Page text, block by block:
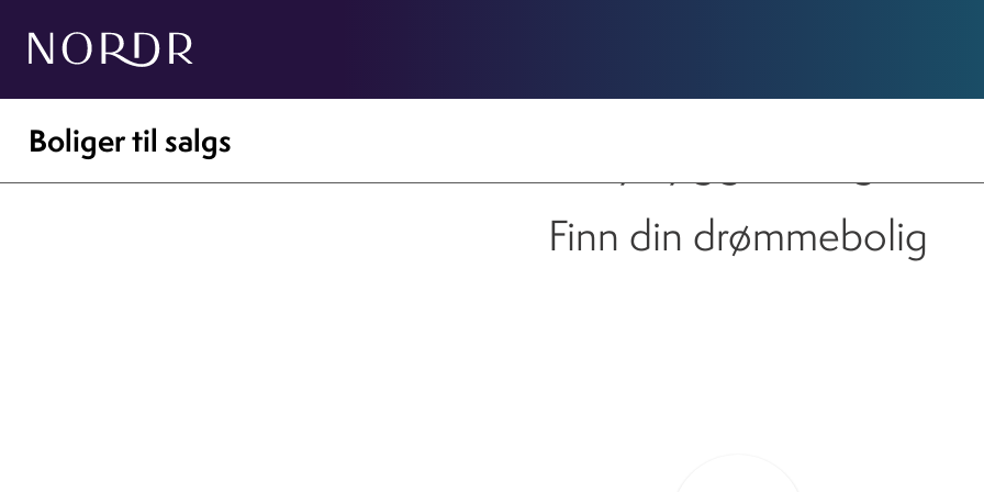
Boliger til salgs
Finn din drømmebolig